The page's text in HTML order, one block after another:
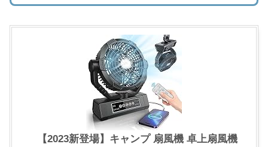
【2023新登場】キャンプ 扇風機 卓上扇風機